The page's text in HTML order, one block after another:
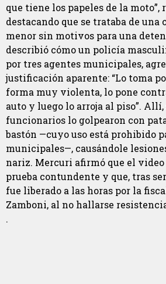
que tiene los papeles de la
destacando que se trataba de
menor sin motivos para una
describió cómo un policía
por tres agentes municipales,
justificación aparente: “Lo toma
forma muy violenta, lo pone
auto y luego lo arroja al piso”.
funcionarios lo golpearon con
bastón —cuyo uso está prohibido
municipales—, causándole
nariz. Mercuri afirmó que el video
prueba contundente y que, tras
fue liberado a las horas por la
Zamboni, al no hallarse
.